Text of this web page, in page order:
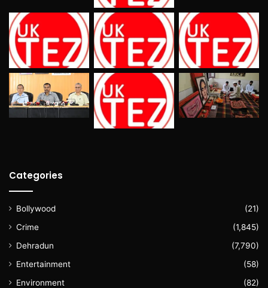
Categories
Bollywood
(21)
Crime
(1,845)
Dehradun
(7,790)
Entertainment
(58)
Environment
(82)